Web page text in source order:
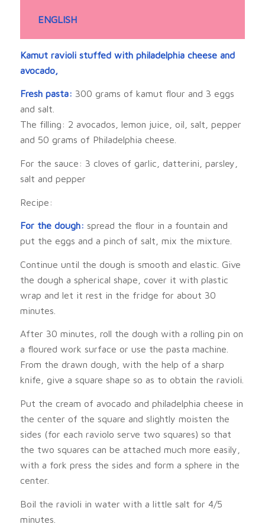
ENGLISH
Kamut ravioli stuffed with philadelphia cheese and
avocado,
Fresh pasta: 300 grams of kamut flour and 3 eggs
and salt.
The filling: 2 avocados, lemon juice, oil, salt, pepper
and 50 grams of Philadelphia cheese.
For the sauce: 3 cloves of garlic, datterini, parsley,
salt and pepper
Recipe:
For the dough: spread the flour in a fountain and
put the eggs and a pinch of salt, mix the mixture.
Continue until the dough is smooth and elastic. Give
the dough a spherical shape, cover it with plastic
wrap and let it rest in the fridge for about 30
minutes.
After 30 minutes, roll the dough with a rolling pin on
a floured work surface or use the pasta machine.
From the drawn dough, with the help of a sharp
knife, give a square shape so as to obtain the ravioli.
Put the cream of avocado and philadelphia cheese in
the center of the square and slightly moisten the
sides (for each raviolo serve two squares) so that
the two squares can be attached much more easily,
with a fork press the sides and form a sphere in the
center.
Boil the ravioli in water with a little salt for 4/5
minutes.